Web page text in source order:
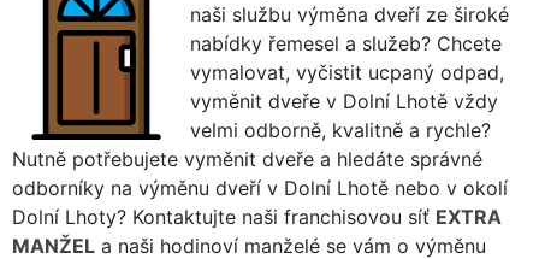
naši službu výměna dveří ze široké
nabídky řemesel a služeb? Chcete
vymalovat, vyčistit ucpaný odpad,
vyměnit dveře v Dolní Lhotě vždy
velmi odborně, kvalitně a rychle?
Nutně potřebujete vyměnit dveře a hledáte správné
odborníky na výměnu dveří v Dolní Lhotě nebo v okolí
Dolní Lhoty? Kontaktujte naši franchisovou síť EXTRA
MANŽEL a naši hodinoví manželé se vám o výměnu